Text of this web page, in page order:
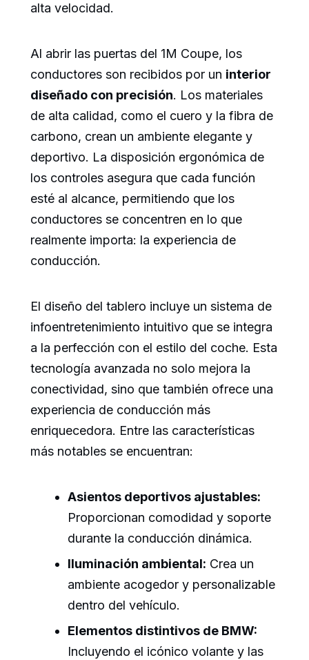
alta velocidad.
Al abrir las puertas del 1M Coupe, los
conductores son recibidos por un interior
diseñado con precisión. Los materiales
de alta calidad, como el cuero y la fibra de
carbono, crean un ambiente elegante y
deportivo. La disposición ergonómica de
los controles asegura que cada función
esté al alcance, permitiendo que los
conductores se concentren en lo que
realmente importa: la experiencia de
conducción.
El diseño del tablero incluye un sistema de
infoentretenimiento intuitivo que se integra
a la perfección con el estilo del coche. Esta
tecnología avanzada no solo mejora la
conectividad, sino que también ofrece una
experiencia de conducción más
enriquecedora. Entre las características
más notables se encuentran:
Asientos deportivos ajustables:
Proporcionan comodidad y soporte
durante la conducción dinámica.
Iluminación ambiental: Crea un
ambiente acogedor y personalizable
dentro del vehículo.
Elementos distintivos de BMW:
Incluyendo el icónico volante y las